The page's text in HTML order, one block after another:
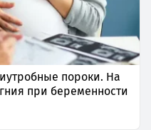
пороки. На
при беременности